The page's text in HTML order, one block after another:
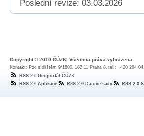
Poslední revize: 03.03.2026
Copyright © 2010 ČÚZK, Všechna práva vyhrazena
Kontakt: Pod sídlištěm 9/1800, 182 11 Praha 8, tel.: +420 284
RSS 2.0 Geoportál ČÚZK
RSS 2.0 Aplikace
RSS 2.0 Datové sady RSS 2.0